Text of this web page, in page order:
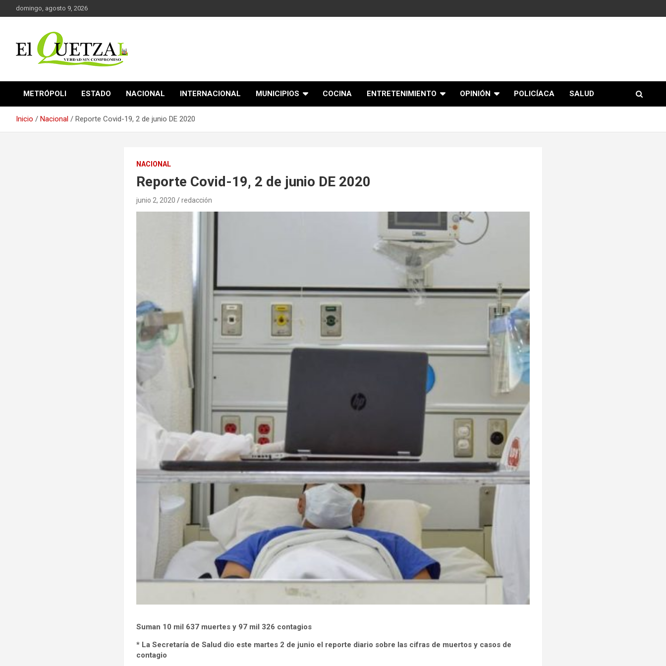
al
domingo, agosto 9, 2026
El Quetzal de Cholula
METRÓPOLI ESTADO NACIONAL INTERNACIONAL MUNICIPIOS COCINA ENTRETENIMIENTO OPINIÓN POLICÍACA SALUD
Inicio Nacional Reporte Covid-19, 2 de junio DE 2020
NACIONAL
Reporte Covid-19, 2 de junio DE 2020
junio 2, 2020 redacción
Suman 10 mil 637 muertes y 97 mil 326 contagios
* La Secretaría de Salud dio este martes 2 de junio el reporte diario sobre las cifras de muertos y casos de
contagio